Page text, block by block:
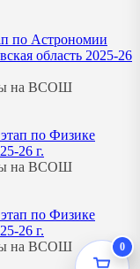
по Астрономии
область 2025-26
на ВСОШ
по Физике
26 г.
на ВСОШ
по Физике
26 г.
на ВСОШ
0